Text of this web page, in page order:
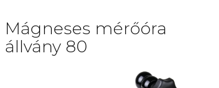
Mágneses mérőóra
állvány 80